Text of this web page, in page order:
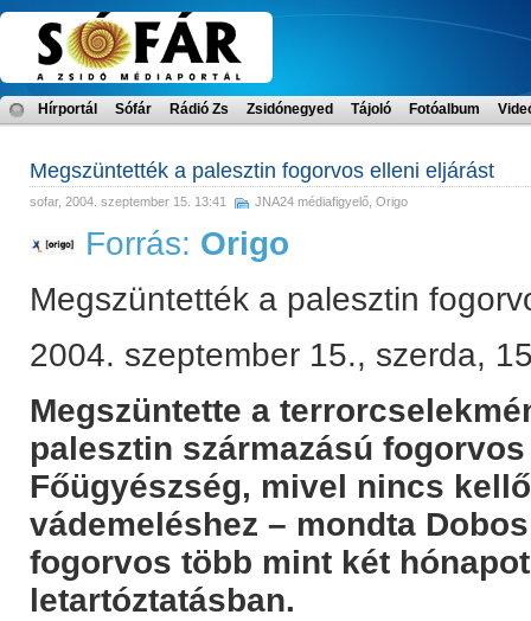
Hírportál Sófár Rádió Zs Zsidónegyed Tájoló Fotóalbum
Megszüntették a palesztin fogorvos elleni eljárást
sofar, 2004. szeptember 15. 13:41 JNA24 médiafigyelő Origo
Forrás: Origo
Megszüntették a palesztin
2004. szeptember 15., szerda,
Megszüntette a
palesztin származású
Főügyészség, mivel nincs
vádemeléshez – mondta
fogorvos több mint két
letartóztatásban.